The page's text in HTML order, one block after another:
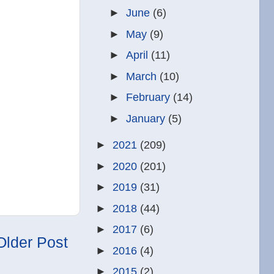
Post
► June (6)
► May (9)
► April (11)
► March (10)
► February (14)
► January (5)
► 2021 (209)
► 2020 (201)
► 2019 (31)
► 2018 (44)
► 2017 (6)
► 2016 (4)